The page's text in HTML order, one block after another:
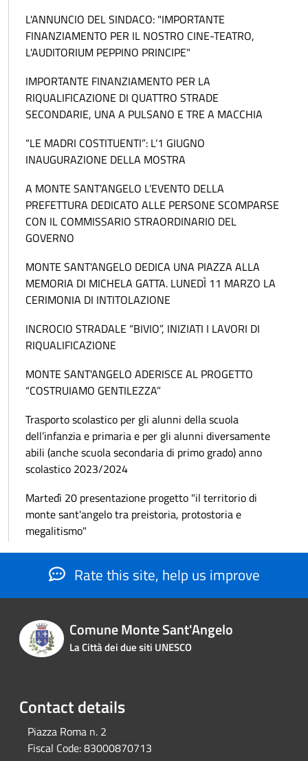
L'ANNUNCIO DEL SINDACO: "IMPORTANTE
FINANZIAMENTO PER IL NOSTRO CINE-TEATRO,
L'AUDITORIUM PEPPINO PRINCIPE"
IMPORTANTE FINANZIAMENTO PER LA
RIQUALIFICAZIONE DI QUATTRO STRADE
SECONDARIE, UNA A PULSANO E TRE A MACCHIA
“LE MADRI COSTITUENTI”: L’1 GIUGNO
INAUGURAZIONE DELLA MOSTRA
A MONTE SANT'ANGELO L’EVENTO DELLA
PREFETTURA DEDICATO ALLE PERSONE SCOMPARSE
CON IL COMMISSARIO STRAORDINARIO DEL
GOVERNO
MONTE SANT'ANGELO DEDICA UNA PIAZZA ALLA
MEMORIA DI MICHELA GATTA. LUNEDÌ 11 MARZO LA
CERIMONIA DI INTITOLAZIONE
INCROCIO STRADALE “BIVIO”, INIZIATI I LAVORI DI
RIQUALIFICAZIONE
MONTE SANT'ANGELO ADERISCE AL PROGETTO
“COSTRUIAMO GENTILEZZA”
Trasporto scolastico per gli alunni della scuola
dell’infanzia e primaria e per gli alunni diversamente
abili (anche scuola secondaria di primo grado) anno
scolastico 2023/2024
Martedì 20 presentazione progetto "il territorio di
monte sant'angelo tra preistoria, protostoria e
megalitismo"
Rate this site, help us improve
Comune Monte Sant'Angelo
La Città dei due siti UNESCO
Contact details
Piazza Roma n. 2
Fiscal Code:83000870713